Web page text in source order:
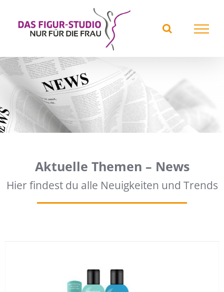
content
Aktuelle Themen – News
Hier findest du alle Neuigkeiten und Trends